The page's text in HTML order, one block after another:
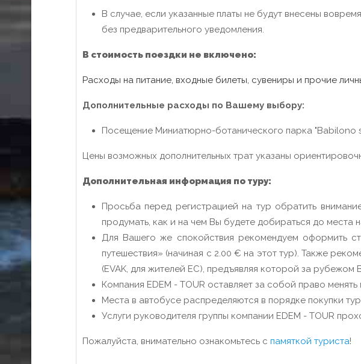
В случае, если указанные платы не будут внесены
без предварительного уведомления.
В стоимость поездки не включено:
Расходы на питание, входные билеты, сувениры и прочие
Дополнительные расходы по Вашему выбору:
Посещение Миниатюрно-ботанического парка "Babilono
Цены возможных дополнительных трат указаны
Дополнительная информация по туру:
Просьба перед регистрацией на тур обратить
продумать, как и на чем Вы будете добираться до места
Для Вашего же спокойствия рекомендуем оформить
путешествия» (начиная с 2.00 € на этот тур). Также
(EVAK, для жителей ЕС), предъявляя которой за
Компания EDEM - TOUR оставляет за собой право
Места в автобусе распределяются в порядке покупки
Услуги руководителя группы компании EDEM - TOUR
Пожалуйста, внимательно ознакомьтесь с памяткой туриста!